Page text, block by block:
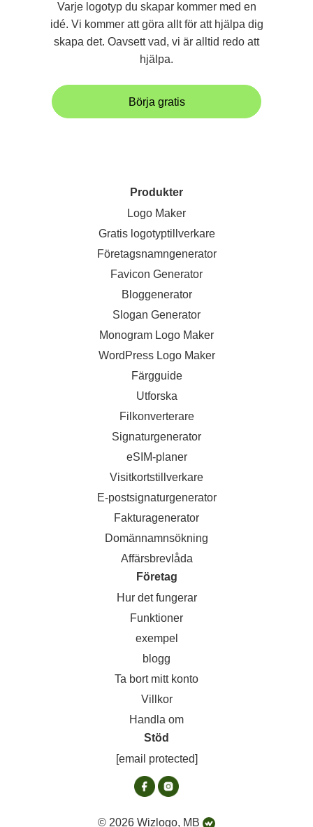
Varje logotyp du skapar kommer med en
idé. Vi kommer att göra allt för att hjälpa dig
skapa det. Oavsett vad, vi är alltid redo att
hjälpa.
Börja gratis
Produkter
Logo Maker
Gratis logotyptillverkare
Företagsnamngenerator
Favicon Generator
Bloggenerator
Slogan Generator
Monogram Logo Maker
WordPress Logo Maker
Färgguide
Utforska
Filkonverterare
Signaturgenerator
eSIM-planer
Visitkortstillverkare
E-postsignaturgenerator
Fakturagenerator
Domännamnsökning
Affärsbrevlåda
Företag
Hur det fungerar
Funktioner
exempel
blogg
Ta bort mitt konto
Villkor
Handla om
Stöd
[email protected]
© 2026 Wizlogo, MB